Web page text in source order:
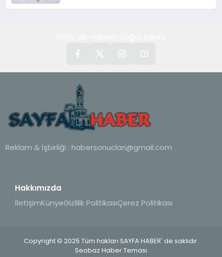
Reklam & İşbirliği : habersonuclari@gmail.com
Hakkımızda
İletişimKünyeGizlilik PolitikasıÇerez Politikası
Copyright © 2025 Tüm hakları SAYFA HABER' de saklıdır.
Seobaz Haber Teması